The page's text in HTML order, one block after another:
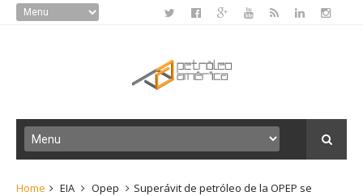
Home EIA Opep
Superávit de petróleo de la OPEP se